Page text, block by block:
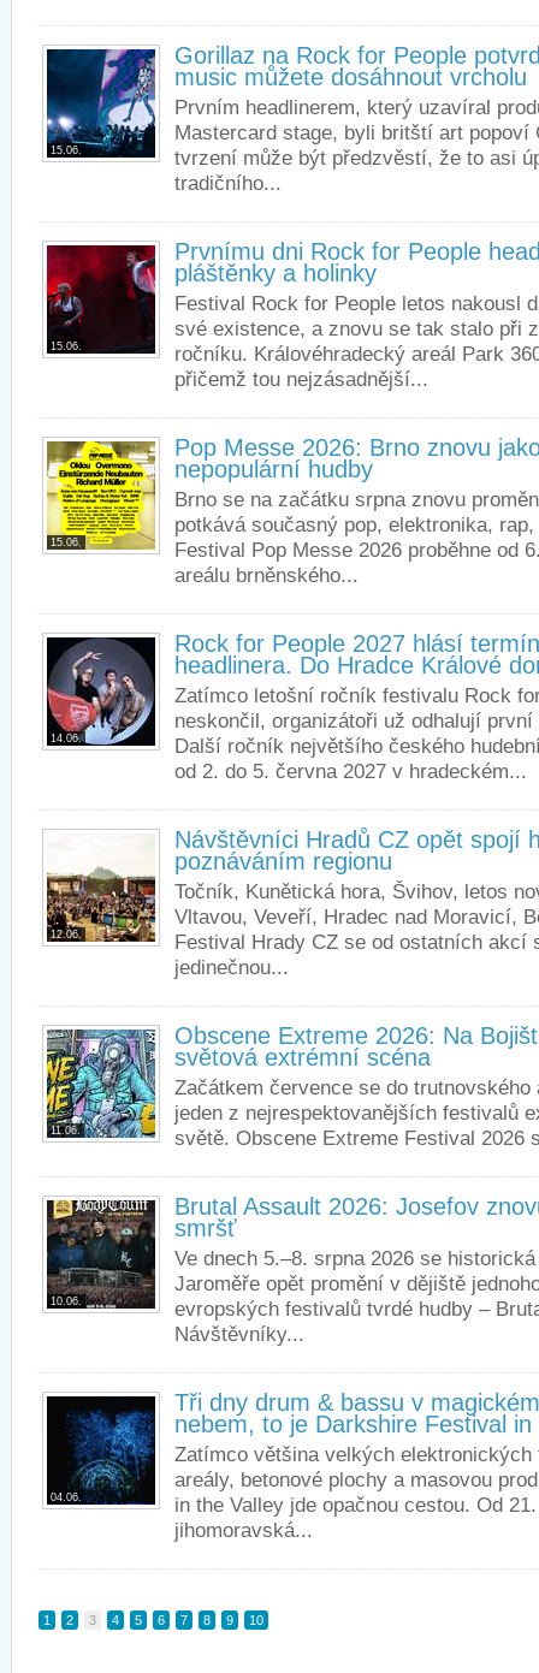
15.06.
Gorillaz na Rock for People
music můžete dosáhnout vrcholu
Prvním headlinerem, který uzavíral
Mastercard stage, byli britští art popoví
tvrzení může být předzvěstí, že to asi
tradičního...
15.06.
Prvnímu dni Rock for People
pláštěnky a holinky
Festival Rock for People letos nakousl
své existence, a znovu se tak stalo při
ročníku. Královéhradecký areál Park
přičemž tou nejzásadnější...
15.06.
Pop Messe 2026: Brno znovu
nepopulární hudby
Brno se na začátku srpna znovu
potkává současný pop, elektronika,
Festival Pop Messe 2026 proběhne od
areálu brněnského...
14.06.
Rock for People 2027 hlásí
headlinera. Do Hradce Králové
Zatímco letošní ročník festivalu Rock
neskončil, organizátoři už odhalují
Další ročník největšího českého
od 2. do 5. června 2027 v hradeckém...
12.06.
Návštěvníci Hradů CZ opět spojí
poznáváním regionu
Točník, Kunětická hora, Švihov, letos
Vltavou, Veveří, Hradec nad Moravicí,
Festival Hrady CZ se od ostatních akcí
jedinečnou...
11.06.
Obscene Extreme 2026: Na
světová extrémní scéna
Začátkem července se do
jeden z nejrespektovanějších festivalů
světě. Obscene Extreme Festival 2026
10.06.
Brutal Assault 2026: Josefov
smršť
Ve dnech 5.–8. srpna 2026 se
Jaroměře opět promění v dějiště
evropských festivalů tvrdé hudby –
Návštěvníky...
04.06.
Tři dny drum & bassu v
nebem, to je Darkshire Festival in
Zatímco většina velkých
areály, betonové plochy a masovou
in the Valley jde opačnou cestou. Od
jihomoravská...
1 2 3 4 5 6 7 8 9 10